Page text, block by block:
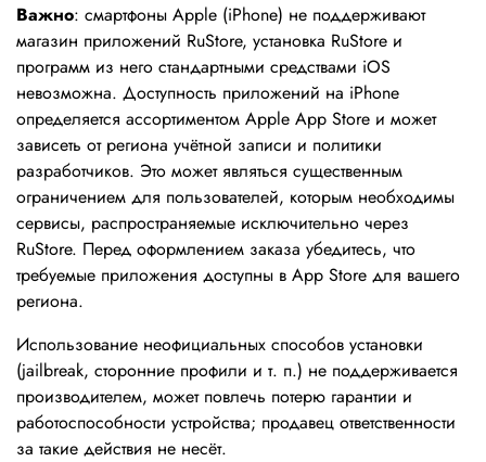
Важно: смартфоны Apple (iPhone) не поддерживают
магазин приложений RuStore, установка RuStore и
программ из него стандартными средствами iOS
невозможна. Доступность приложений на iPhone
определяется ассортиментом Apple App Store и может
зависеть от региона учётной записи и политики
разработчиков. Это может являться существенным
ограничением для пользователей, которым необходимы
сервисы, распространяемые исключительно через
RuStore. Перед оформлением заказа убедитесь, что
требуемые приложения доступны в App Store для вашего
региона.
Использование неофициальных способов установки
(jailbreak, сторонние профили и т. п.) не поддерживается
производителем, может повлечь потерю гарантии и
работоспособности устройства; продавец ответственности
за такие действия не несёт.